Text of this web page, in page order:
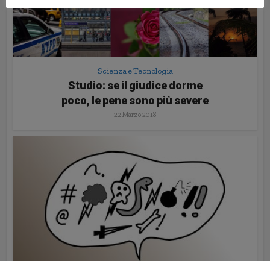
Scienza e Tecnologia
Studio: se il giudice dorme
poco, le pene sono più severe
22 Marzo 2018